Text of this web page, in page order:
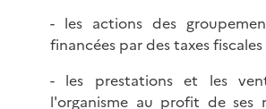
- les actions des
financées par des taxes fiscales
- les prestations et les
l'organisme au profit de ses